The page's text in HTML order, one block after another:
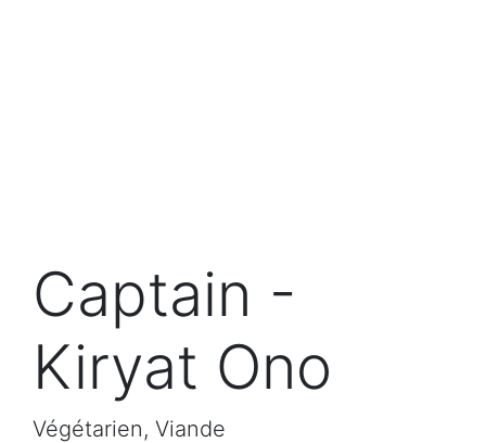
Captain -
Kiryat Ono
Végétarien, Viande